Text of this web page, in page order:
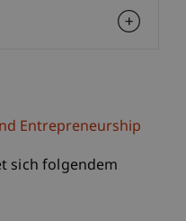
Entrepreneurship
sich folgendem